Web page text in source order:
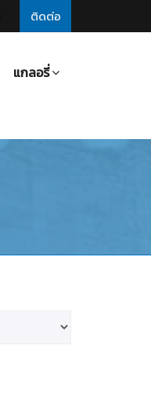
ติดต่อ
แกลอรี่